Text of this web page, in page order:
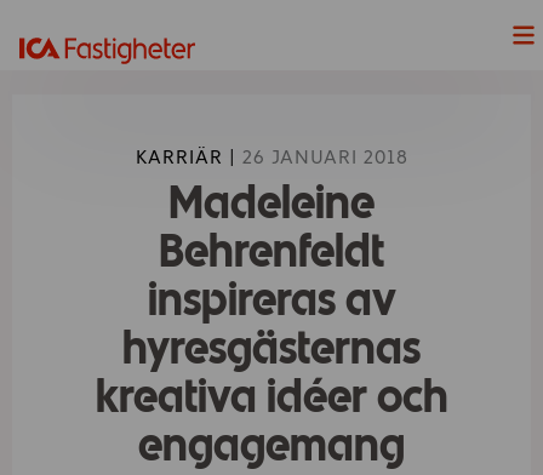
Våra Projekt
Våra fastigheter
Lediga Lokaler
Hållbarhet
Våra handelsplatser
KARRIÄR | 26 JANUARI 2018
Madeleine
Behrenfeldt
inspireras av
hyresgästernas
kreativa idéer och
engagemang